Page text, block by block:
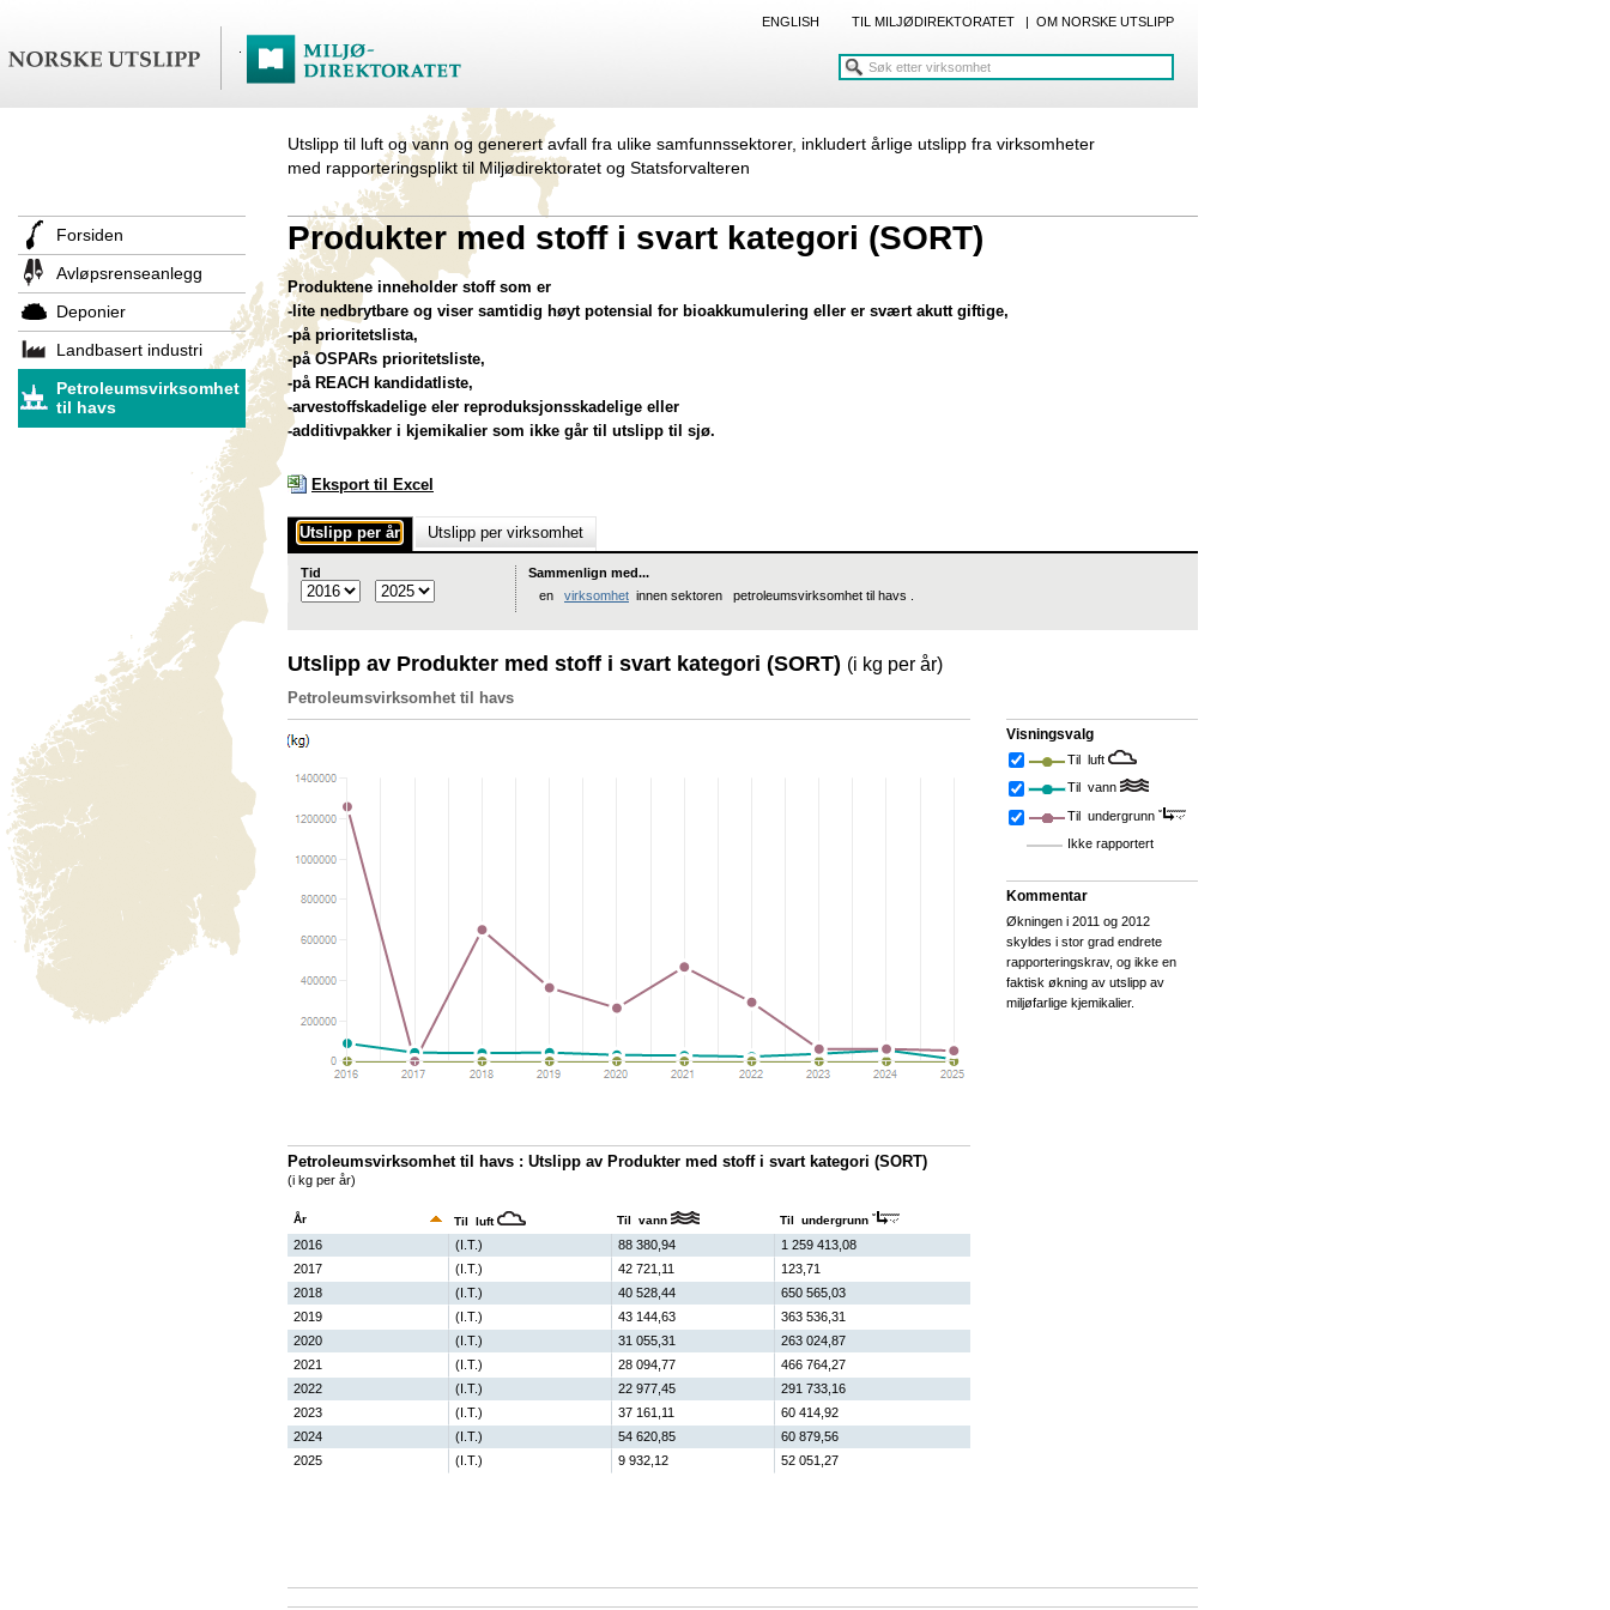
ENGLISH TIL MILJØDIREKTORATET | OM NORSKE UTSLIPP
Utslipp til luft og vann og generert avfall fra ulike samfunnssektorer, inkludert årlige utslipp fra virksomheter
med rapporteringsplikt til Miljødirektoratet og Statsforvalteren
Forsiden
Avløpsrenseanlegg
Deponier
Landbasert industri
Petroleumsvirksomhet
til havs
Produkter med stoff i svart kategori (SORT)
Produktene inneholder stoff som er
-lite nedbrytbare og viser samtidig høyt potensial for bioakkumulering eller er svært akutt giftige,
-på prioritetslista,
-på OSPARs prioritetsliste,
-på REACH kandidatliste,
-arvestoffskadelige eler reproduksjonsskadelige eller
-additivpakker i kjemikalier som ikke går til utslipp til sjø.
Eksport til Excel
Utslipp per år Utslipp per virksomhet
Tid
Sammenlign med...
en virksomhet innen sektoren petroleumsvirksomhet til havs .
Utslipp av Produkter med stoff i svart kategori (SORT) (i kg per år)
Petroleumsvirksomhet til havs
Petroleumsvirksomhet til havs : Utslipp av Produkter med stoff i svart kategori (SORT)
(i kg per år)
År Til luft Til vann Til undergrunn
2016 (I.T.) 88 380,94
1 259 413,08
2017
(I.T.) 42 721,11
123,71
2018
(I.T.) 40 528,44
650 565,03
2019
(I.T.) 43 144,63
363 536,31
2020
(I.T.) 31 055,31
263 024,87
2021
(I.T.) 28 094,77
466 764,27
2022
(I.T.) 22 977,45
291 733,16
2023
(I.T.) 37 161,11
60 414,92
2024
(I.T.) 54 620,85
60 879,56
2025
(I.T.) 9 932,12 52 051,27
Visningsvalg
Til luft
Til vann
Til undergrunn
Ikke rapportert
Kommentar
Økningen i 2011 og 2012
skyldes i stor grad endrete
rapporteringskrav, og ikke en
faktisk økning av utslipp av
miljøfarlige kjemikalier.